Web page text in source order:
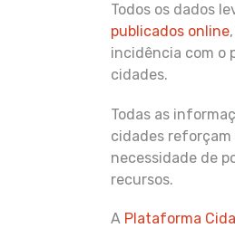
Todos os dados
publicados online
incidência com o
cidades.
Todas as
cidades
necessidade de
recursos.
A Plataforma